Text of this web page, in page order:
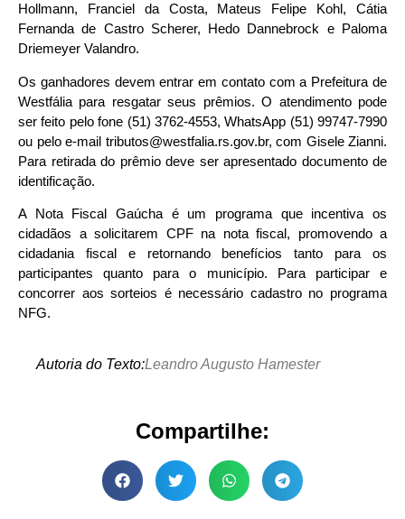
Hollmann, Franciel da Costa, Mateus Felipe Kohl, Cátia
Fernanda de Castro Scherer, Hedo Dannebrock e Paloma
Driemeyer Valandro.
Os ganhadores devem entrar em contato com a Prefeitura de
Westfália para resgatar seus prêmios. O atendimento pode
ser feito pelo fone (51) 3762-4553, WhatsApp (51) 99747-7990
ou pelo e-mail tributos@westfalia.rs.gov.br, com Gisele Zianni.
Para retirada do prêmio deve ser apresentado documento de
identificação.
A Nota Fiscal Gaúcha é um programa que incentiva os
cidadãos a solicitarem CPF na nota fiscal, promovendo a
cidadania fiscal e retornando benefícios tanto para os
participantes quanto para o município. Para participar e
concorrer aos sorteios é necessário cadastro no programa
NFG.
Autoria do Texto:Leandro Augusto Hamester
Compartilhe: